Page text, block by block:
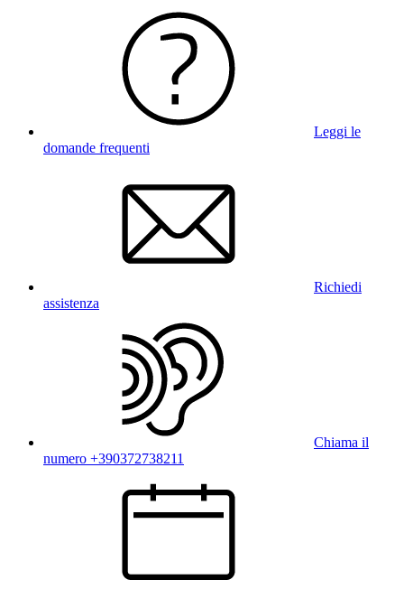
Leggi le
domande frequenti
Richiedi
assistenza
Chiama il
numero +390372738211